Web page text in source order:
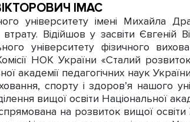
ІМАС
університету імені Михайла
Відійшов у засвіти
університету фізичного
НОК України «Сталий
академії педагогічних наук
спорту і здоров’я нашого
вищої освіти Національної
на розвиток вищої освіти